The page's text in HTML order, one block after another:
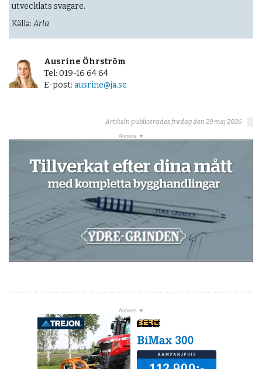
utvecklats svagare.
Källa:Arla
Ausrine Öhrström
Tel: 019-16 64 64
E-post: ausrine@ja.se
Artikeln publicerades fredag den 29 maj 2026